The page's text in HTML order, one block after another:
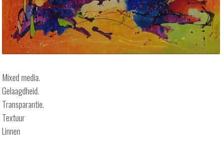
Mixed media.
Gelaagdheid.
Transparantie.
Textuur
Linnen